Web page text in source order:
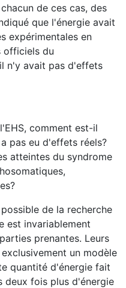
de ces cas, des
que l'énergie avait
expérimentales en
officiels du
n'y avait pas d'effets
comment est-il
pas eu d'effets réels?
atteintes du syndrome
de la recherche
est invariablement
prenantes. Leurs
un modèle
quantité d'énergie fait
deux fois plus d'énergie